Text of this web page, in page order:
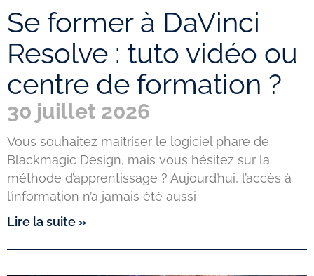
Se former à DaVinci
Resolve : tuto vidéo ou
centre de formation ?
30 juillet 2026
Vous souhaitez maîtriser le logiciel phare de
Blackmagic Design, mais vous hésitez sur la
méthode d’apprentissage ? Aujourd’hui, l’accès à
l’information n’a jamais été aussi
Lire la suite »